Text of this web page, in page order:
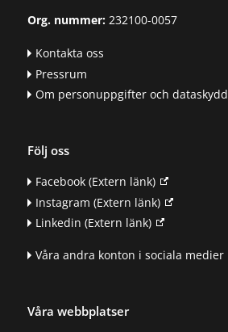
Org. nummer:232100-0057
Kontakta oss
Pressrum
Om personuppgifter och dataskydd
Följ oss
Facebook(Extern länk)
Instagram (Extern länk)
Linkedin (Extern länk)
Våra andra konton i sociala medier
Våra webbplatser